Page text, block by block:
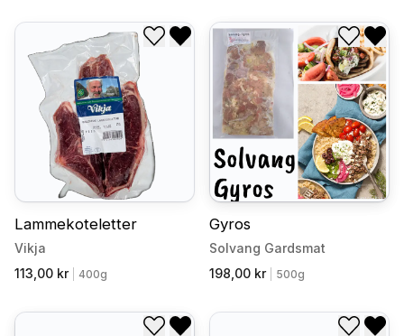
Lammekoteletter
Vikja
113,00 kr
400g
Legg til i ønskeliste
Fjern fra ønskeliste
Gyros
Solvang Gardsmat
198,00 kr
500g
Legg til